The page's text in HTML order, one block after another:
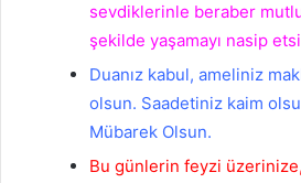
sevdiklerinle beraber
şekilde yaşamayı nasip
Duanız kabul, ameliniz
olsun. Saadetiniz kaim
Mübarek Olsun.
Bu günlerin feyzi